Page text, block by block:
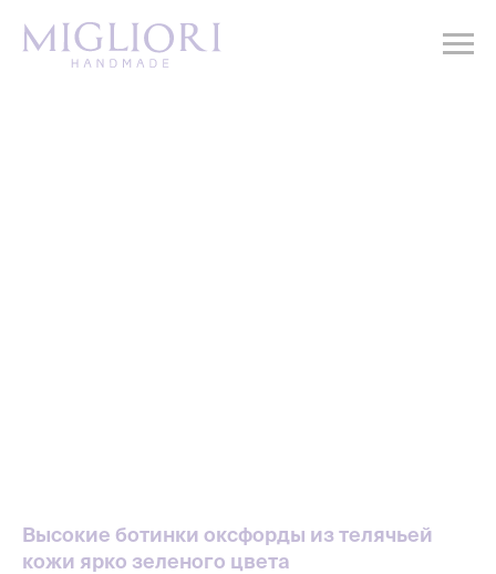
Высокие ботинки оксфорды из телячьей
кожи ярко зеленого цвета